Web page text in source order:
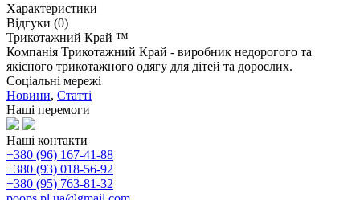
Характеристики
Відгуки (0)
Трикотажний Край ™
Компанія Трикотажний Край - виробник недорогого та
якісного трикотажного одягу для дітей та дорослих.
Соціальні мережі
Новини, Статті
Наші перемоги
Наші контакти
+380 (96) 167-41-88
+380 (93) 018-56-92
+380 (95) 763-81-32